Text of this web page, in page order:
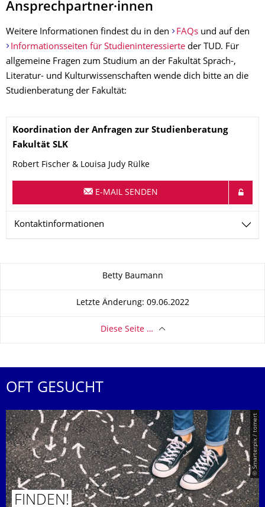
Ansprechpartner·innen
Weitere Informationen findest du in den FAQsund auf den
Informationsseiten für Studieninteressierteder TUD. Für
allgemeine Fragen zum Studium an der Fakultät Sprach-,
Literatur- und Kulturwissenschaften wende dich bitte an die
Studienberatung der Fakultät:
Name
Koordination der Anfragen zur Studienberatung
Fakultät SLK
Robert Fischer & Louisa Judy Rülke
E-MAIL SENDEN
Kontaktinformationen
Betty Baumann
Letzte Änderung: 09.06.2022
Diese Seite …
OFT GESUCHT
© Smarterpix / tomert
FINDEN!